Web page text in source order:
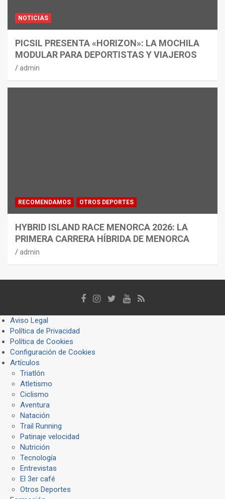
NOTICIAS
PICSIL PRESENTA «HORIZON»: LA MOCHILA
MODULAR PARA DEPORTISTAS Y VIAJEROS
admin
RECOMENDAMOS OTROS DEPORTES
HYBRID ISLAND RACE MENORCA 2026: LA
PRIMERA CARRERA HÍBRIDA DE MENORCA
admin
Aviso Legal
Política de Privacidad
Política de Cookies
Configuración de Cookies
Artículos
Triatlón
Atletismo
Ciclismo
Aventura
Natación
Trail Running
Patinaje velocidad
Nutrición
Tecnología
Entrevistas
El 3er café
Otros Deportes